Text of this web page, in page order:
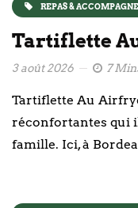
REPAS &
Tartiflette
3 août 2026 7
Tartiflette Au
réconfortantes qui
famille. Ici, à